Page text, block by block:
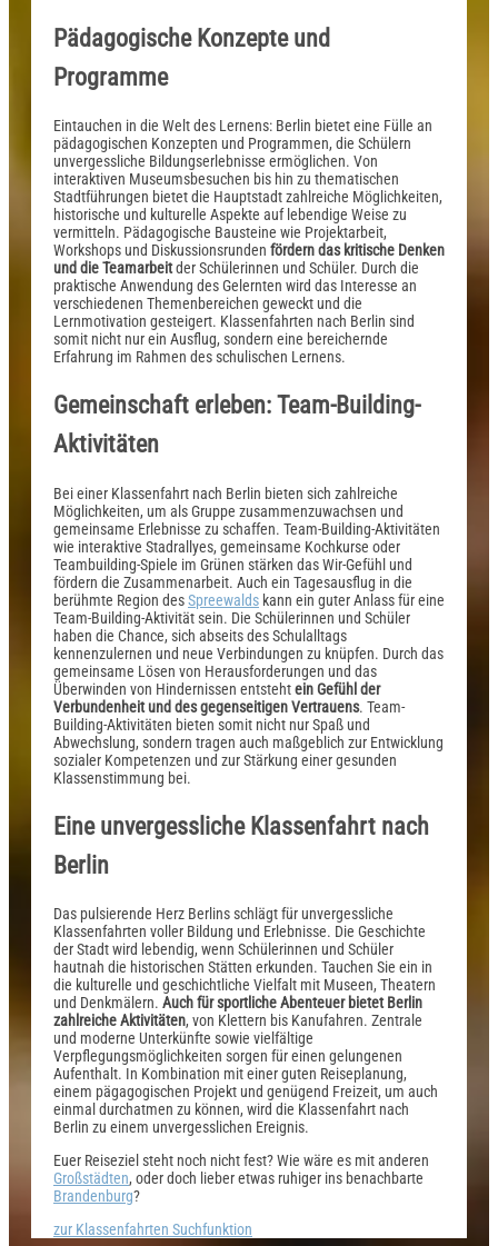
Pädagogische Konzepte und
Programme
Eintauchen in die Welt des Lernens: Berlin bietet eine Fülle an
pädagogischen Konzepten und Programmen, die Schülern
unvergessliche Bildungserlebnisse ermöglichen. Von
interaktiven Museumsbesuchen bis hin zu thematischen
Stadtführungen bietet die Hauptstadt zahlreiche Möglichkeiten,
historische und kulturelle Aspekte auf lebendige Weise zu
vermitteln. Pädagogische Bausteine wie Projektarbeit,
Workshops und Diskussionsrunden fördern das kritische Denken
und die Teamarbeitder Schülerinnen und Schüler. Durch die
praktische Anwendung des Gelernten wird das Interesse an
verschiedenen Themenbereichen geweckt und die
Lernmotivation gesteigert. Klassenfahrten nach Berlin sind
somit nicht nur ein Ausflug, sondern eine bereichernde
Erfahrung im Rahmen des schulischen Lernens.
Gemeinschaft erleben: Team-Building-
Aktivitäten
Bei einer Klassenfahrt nach Berlin bieten sich zahlreiche
Möglichkeiten, um als Gruppe zusammenzuwachsen und
gemeinsame Erlebnisse zu schaffen. Team-Building-Aktivitäten
wie interaktive Stadrallyes, gemeinsame Kochkurse oder
Teambuilding-Spiele im Grünen stärken das Wir-Gefühl und
fördern die Zusammenarbeit. Auch ein Tagesausflug in die
berühmte Region desSpreewalds kann ein guter Anlass für eine
Team-Building-Aktivität sein. Die Schülerinnen und Schüler
haben die Chance, sich abseits des Schulalltags
kennenzulernen und neue Verbindungen zu knüpfen. Durch das
gemeinsame Lösen von Herausforderungen und das
Überwinden von Hindernissen entstehtein Gefühl der
Verbundenheit und des gegenseitigen Vertrauens. Team-
Building-Aktivitäten bieten somit nicht nur Spaß und
Abwechslung, sondern tragen auch maßgeblich zur Entwicklung
sozialer Kompetenzen und zur Stärkung einer gesunden
Klassenstimmung bei.
Eine unvergessliche Klassenfahrt nach
Berlin
Das pulsierende Herz Berlins schlägt für unvergessliche
Klassenfahrten voller Bildung und Erlebnisse. Die Geschichte
der Stadt wird lebendig, wenn Schülerinnen und Schüler
hautnah die historischen Stätten erkunden. Tauchen Sie ein in
die kulturelle und geschichtliche Vielfalt mit Museen, Theatern
und Denkmälern. Auch für sportliche Abenteuer bietet Berlin
zahlreiche Aktivitäten, von Klettern bis Kanufahren. Zentrale
und moderne Unterkünfte sowie vielfältige
Verpflegungsmöglichkeiten sorgen für einen gelungenen
Aufenthalt. In Kombination mit einer guten Reiseplanung,
einem pägagogischen Projekt und genügend Freizeit, um auch
einmal durchatmen zu können, wird die Klassenfahrt nach
Berlin zu einem unvergesslichen Ereignis.
Euer Reiseziel steht noch nicht fest? Wie wäre es mit anderen
Großstädten, oder doch lieber etwas ruhiger ins benachbarte
Brandenburg?
zur Klassenfahrten Suchfunktion